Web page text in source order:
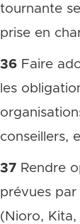
tournante
prise en
36 Faire
les
conseillers,
37 Rendre
prévues par
(Nioro, Kita,